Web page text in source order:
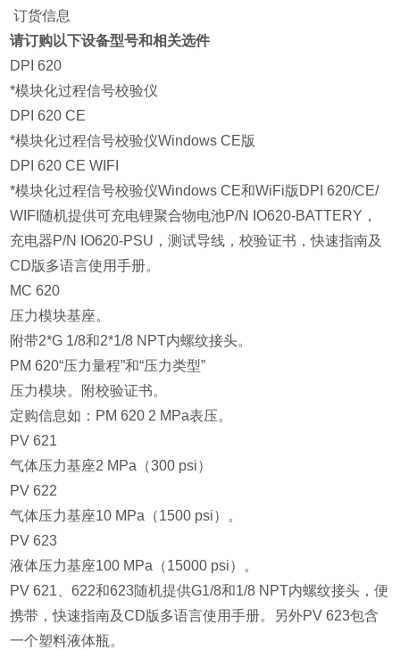
订货信息
请订购以下设备型号和相关选件
DPI 620
*模块化过程信号校验仪
DPI 620 CE
*模块化过程信号校验仪Windows CE版
DPI 620 CE WIFI
*模块化过程信号校验仪Windows CE和WiFi版DPI 620/CE/
WIFI随机提供可充电锂聚合物电池P/N IO620-BATTERY，
充电器P/N IO620-PSU，测试导线，校验证书，快速指南及
CD版多语言使用手册。
MC 620
压力模块基座。
附带2*G 1/8和2*1/8 NPT内螺纹接头。
PM 620“压力量程”和“压力类型”
压力模块。附校验证书。
定购信息如：PM 620 2 MPa表压。
PV 621
气体压力基座2 MPa（300 psi）
PV 622
气体压力基座10 MPa（1500 psi）。
PV 623
液体压力基座100 MPa（15000 psi）。
PV 621、622和623随机提供G1/8和1/8 NPT内螺纹接头，便
携带，快速指南及CD版多语言使用手册。另外PV 623包含
一个塑料液体瓶。